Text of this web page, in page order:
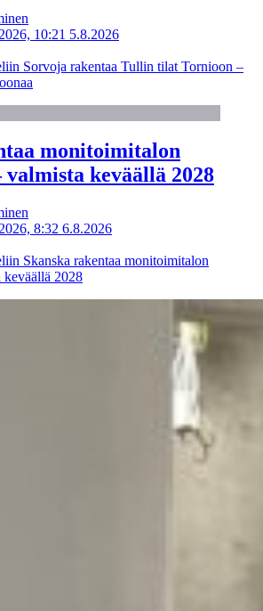
10:21 5.8.2026
Sorvoja rakentaa Tullin tilat Tornioon –
monitoimitalon
valmista keväällä 2028
8:32 6.8.2026
Skanska rakentaa monitoimitalon
keväällä 2028